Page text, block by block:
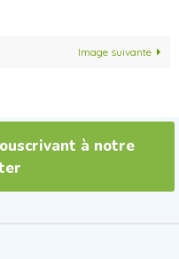
Image suivante
à notre